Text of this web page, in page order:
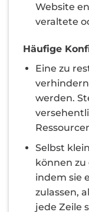
Website
veraltete
Häufige
Eine zu
werden.
Selbst
können
indem sie
zulassen,
jede Zeile